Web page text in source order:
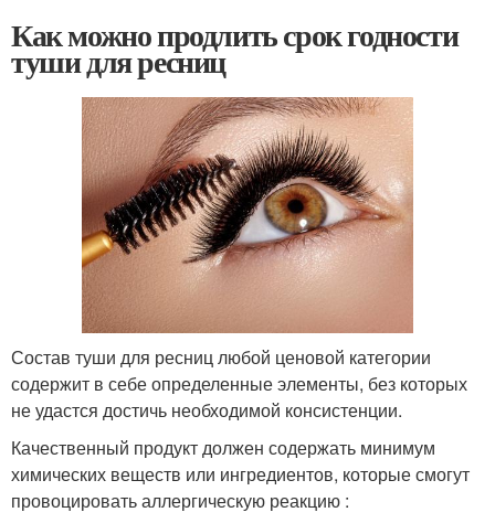
Как можно продлить срок годности
туши для ресниц
Состав туши для ресниц любой ценовой категории
содержит в себе определенные элементы, без которых
не удастся достичь необходимой консистенции.
Качественный продукт должен содержать минимум
химических веществ или ингредиентов, которые смогут
провоцировать аллергическую реакцию :